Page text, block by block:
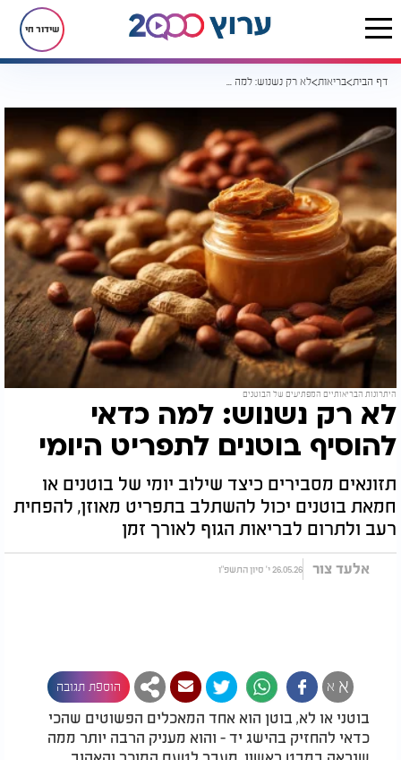
שידור חי
דף הבית בריאות לא רק נשנוש: למה כדאי להוסיף בוטנים לתפריט היומי
היתרונות הבריאותיים המפתיעים של הבוטנים
לא רק נשנוש: למה כדאי
להוסיף בוטנים לתפריט היומי
תזונאים מסבירים כיצד שילוב יומי של בוטנים או
חמאת בוטנים יכול להשתלב בתפריט מאוזן, להפחית
רעב ולתרום לבריאות הגוף לאורך זמן
אלעד צור 26.05.26 י' סיון התשפ"ו
א א הוספת תגובה
בוטני או לא, בוטן הוא אחד המאכלים הפשוטים שהכי
כדאי להחזיק בהישג יד - והוא מעניק הרבה יותר ממה